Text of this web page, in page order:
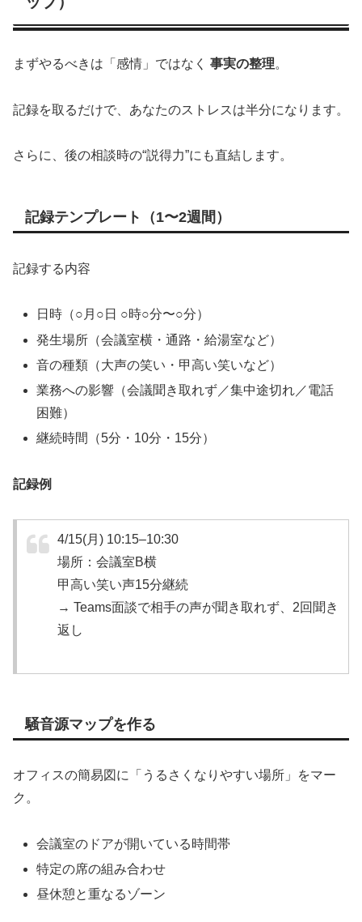
まずやるべきは「感情」ではなく 事実の整理。
記録を取るだけで、あなたのストレスは半分になります。
さらに、後の相談時の“説得力”にも直結します。
記録テンプレート（1〜2週間）
記録する内容
日時（○月○日 ○時○分〜○分）
発生場所（会議室横・通路・給湯室など）
音の種類（大声の笑い・甲高い笑いなど）
業務への影響（会議聞き取れず／集中途切れ／電話
困難）
継続時間（5分・10分・15分）
記録例
4/15(月) 10:15–10:30
場所：会議室B横
甲高い笑い声15分継続
→ Teams面談で相手の声が聞き取れず、2回聞き
返し
騒音源マップを作る
オフィスの簡易図に「うるさくなりやすい場所」をマー
ク。
会議室のドアが開いている時間帯
特定の席の組み合わせ
昼休憩と重なるゾーン